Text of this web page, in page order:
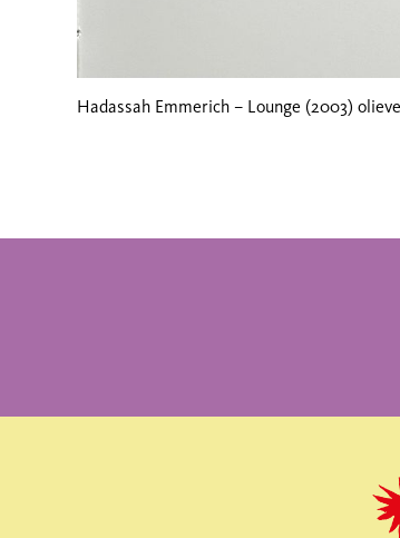
Hadassah Emmerich – Lounge (2003)